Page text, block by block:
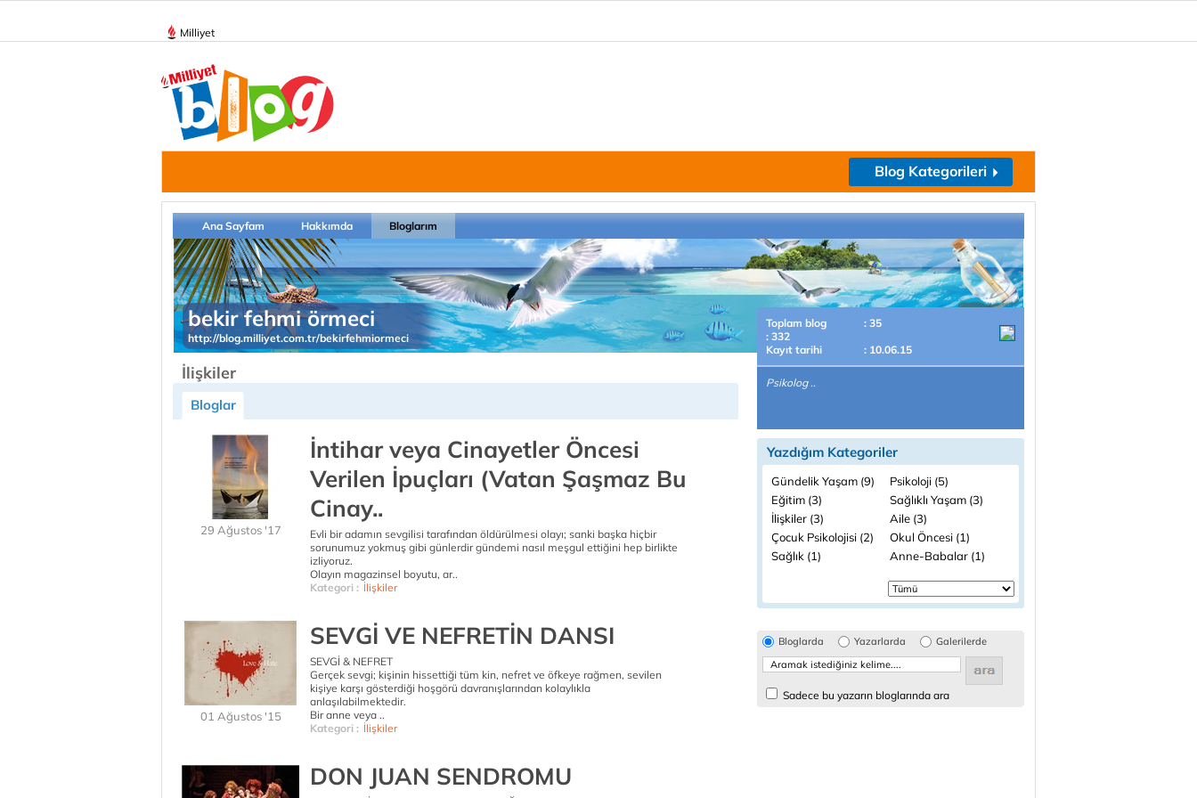
Milliyet
Blog Kategorileri
Ana Sayfam Hakkımda Bloglarım
bekir fehmi örmeci
http://blog.milliyet.com.tr/bekirfehmiormeci
İlişkiler
Bloglar
29 Ağustos '17
İntihar veya Cinayetler Öncesi
Verilen İpuçları (Vatan Şaşmaz Bu
Cinay..
Evli bir adamın sevgilisi tarafından öldürülmesi olayı; sanki başka hiçbir
sorunumuz yokmuş gibi günlerdir gündemi nasıl meşgul ettiğini hep birlikte
izliyoruz.
Olayın magazinsel boyutu, ar..
Kategori : İlişkiler
01 Ağustos '15
SEVGİ VE NEFRETİN DANSI
SEVGİ & NEFRET
Gerçek sevgi; kişinin hissettiği tüm kin, nefret ve öfkeye rağmen, sevilen
kişiye karşı gösterdiği hoşgörü davranışlarından kolaylıkla
anlaşılabilmektedir.
Bir anne veya ..
Kategori : İlişkiler
DON JUAN SENDROMU
Toplam blog
: 35
: 332
Kayıt tarihi
: 10.06.15
Psikolog ..
Yazdığım Kategoriler
Gündelik Yaşam (9)
Psikoloji (5)
Eğitim (3)
Sağlıklı Yaşam (3)
İlişkiler (3)
Aile (3)
Çocuk Psikolojisi (2)
Okul Öncesi (1)
Sağlık (1)
Anne-Babalar (1)
Bloglarda Yazarlarda Galerilerde
Sadece bu yazarın bloglarında ara